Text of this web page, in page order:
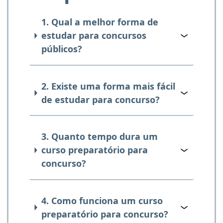
1. Qual a melhor forma de
estudar para concursos
públicos?
2. Existe uma forma mais fácil
de estudar para concurso?
3. Quanto tempo dura um
curso preparatório para
concurso?
4. Como funciona um curso
preparatório para concurso?